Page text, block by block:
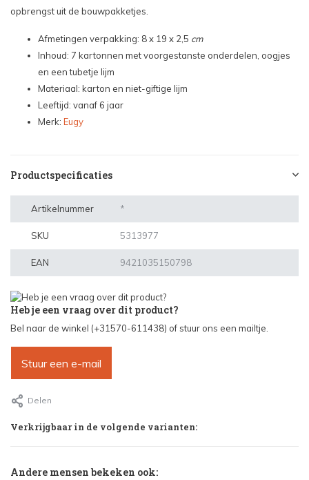
opbrengst uit de bouwpakketjes.
Afmetingen verpakking: 8 x 19 x 2,5 cm
Inhoud: 7 kartonnen met voorgestanste onderdelen, oogjes
en een tubetje lijm
Materiaal: karton en niet-giftige lijm
Leeftijd: vanaf 6 jaar
Merk: Eugy
Productspecificaties
Artikelnummer *
SKU 5313977
EAN 9421035150798
Heb je een vraag over dit product?
Bel naar de winkel (+31570-611438) of stuur ons een mailtje.
Stuur een e-mail
Delen
Verkrijgbaar in de volgende varianten:
Andere mensen bekeken ook: